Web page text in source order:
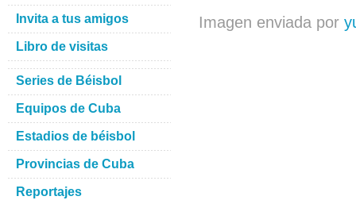
Imagen enviada por
Invita a tus amigos
Libro de visitas
Series de Béisbol
Equipos de Cuba
Estadios de béisbol
Provincias de Cuba
Reportajes